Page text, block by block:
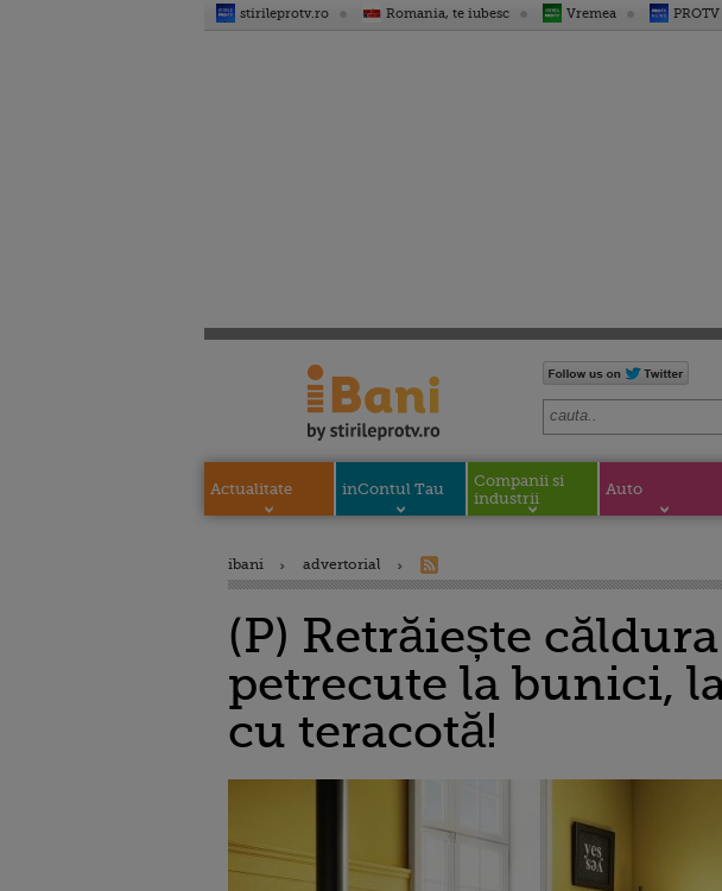
stirileprotv.ro Romania, te iubesc Vremea PROTV
Actualitate inContul Tau
Companii si
industrii
Auto
ibani advertorial
(P) Retrăiește
petrecute la bunici,
cu teracotă!